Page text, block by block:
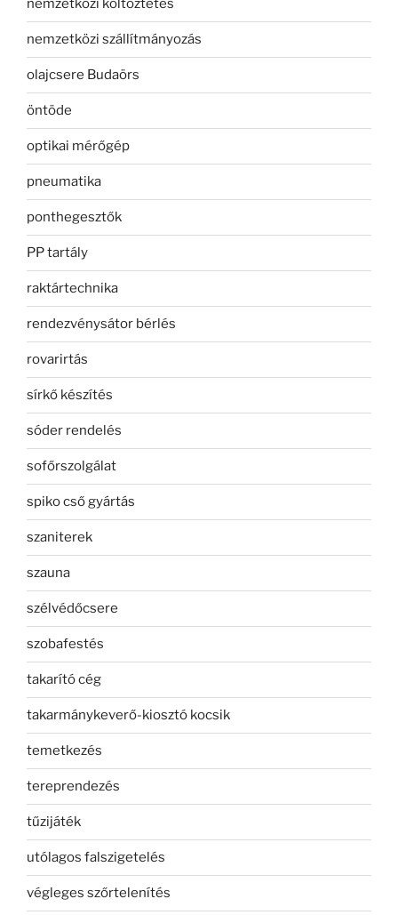
nemzetközi költöztetés
nemzetközi szállítmányozás
olajcsere Budaörs
öntöde
optikai mérőgép
pneumatika
ponthegesztők
PP tartály
raktártechnika
rendezvénysátor bérlés
rovarirtás
sírkő készítés
sóder rendelés
sofőrszolgálat
spiko cső gyártás
szaniterek
szauna
szélvédőcsere
szobafestés
takarító cég
takarmánykeverő-kiosztó kocsik
temetkezés
tereprendezés
tűzijáték
utólagos falszigetelés
végleges szőrtelenítés